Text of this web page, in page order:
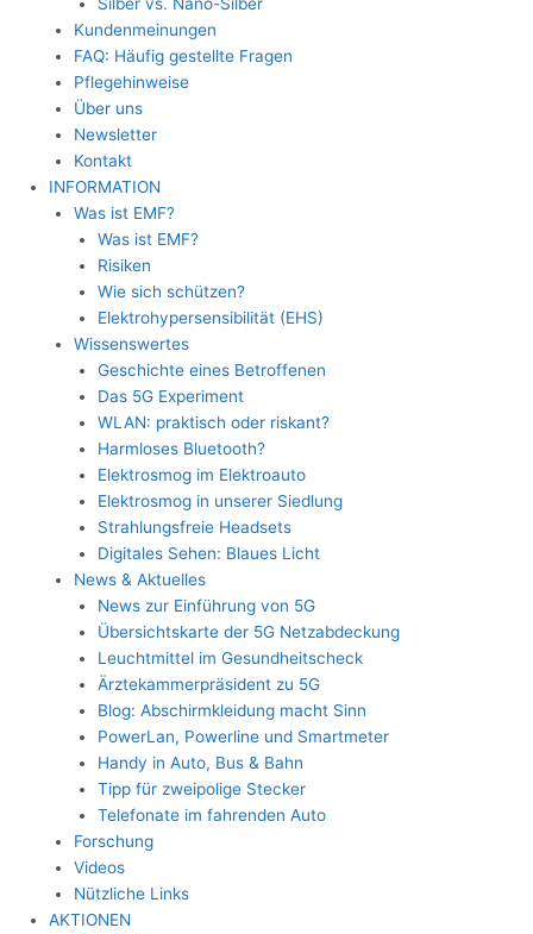
Kundenmeinungen
FAQ: Häufig gestellte Fragen
Pflegehinweise
Über uns
Newsletter
Kontakt
INFORMATION
Was ist EMF?
Was ist EMF?
Risiken
Wie sich schützen?
Elektrohypersensibilität (EHS)
Wissenswertes
Geschichte eines Betroffenen
Das 5G Experiment
WLAN: praktisch oder riskant?
Harmloses Bluetooth?
Elektrosmog im Elektroauto
Elektrosmog in unserer Siedlung
Strahlungsfreie Headsets
Digitales Sehen: Blaues Licht
News & Aktuelles
News zur Einführung von 5G
Übersichtskarte der 5G Netzabdeckung
Leuchtmittel im Gesundheitscheck
Ärztekammerpräsident zu 5G
Blog: Abschirmkleidung macht Sinn
PowerLan, Powerline und Smartmeter
Handy in Auto, Bus & Bahn
Tipp für zweipolige Stecker
Telefonate im fahrenden Auto
Forschung
Videos
Nützliche Links
AKTIONEN